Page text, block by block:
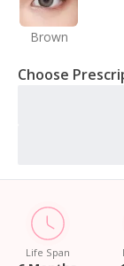
Life Span
Brown
Choose